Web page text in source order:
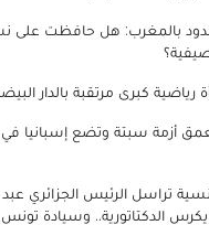
بالمغرب: هل حافظت على
كبرى مرتقبة بالدار
أزمة سبتة وتضع إسبانيا
تراسل الرئيس الجزائري
الدكتاتورية.. وسيادة